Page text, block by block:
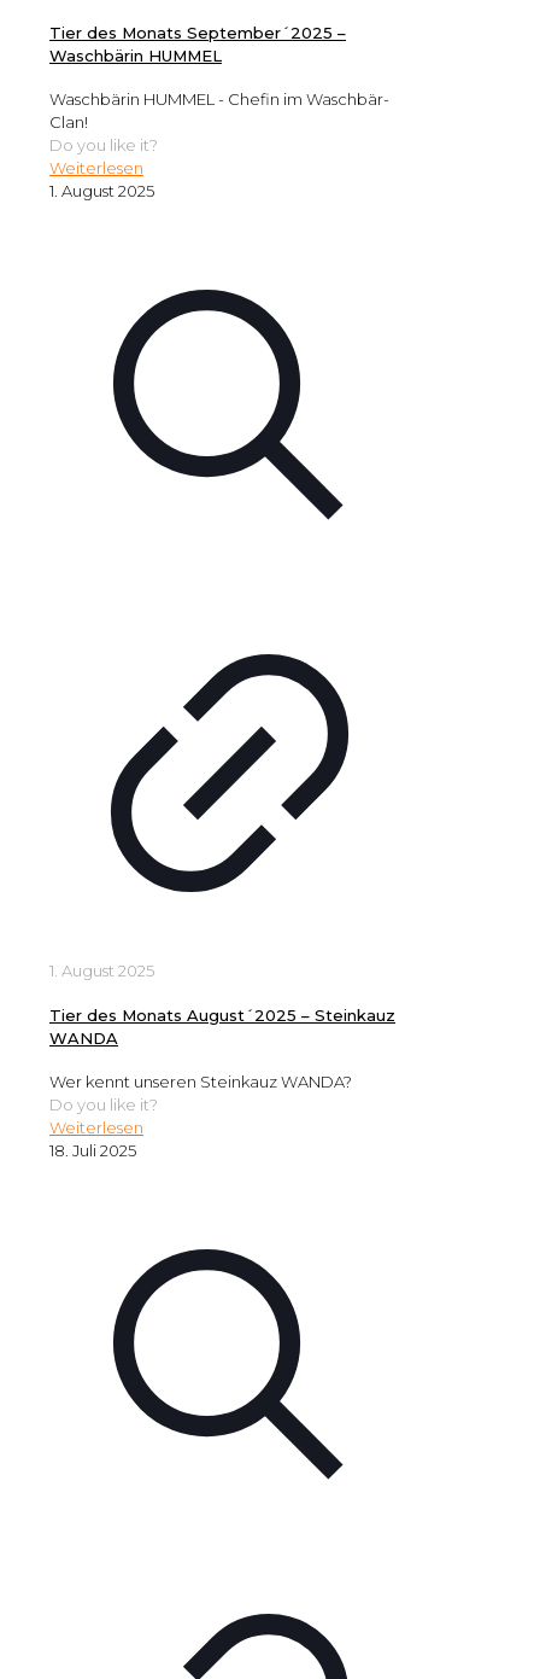
Tier des Monats September´2025 –
Waschbärin HUMMEL
Waschbärin HUMMEL - Chefin im Waschbär-
Clan!
Do you like it?
Weiterlesen
1. August 2025
1. August 2025
Tier des Monats August´2025 – Steinkauz
WANDA
Wer kennt unseren Steinkauz WANDA?
Do you like it?
Weiterlesen
18. Juli 2025